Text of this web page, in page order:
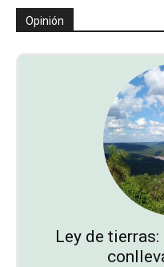
Opinión
Ley de tierras: